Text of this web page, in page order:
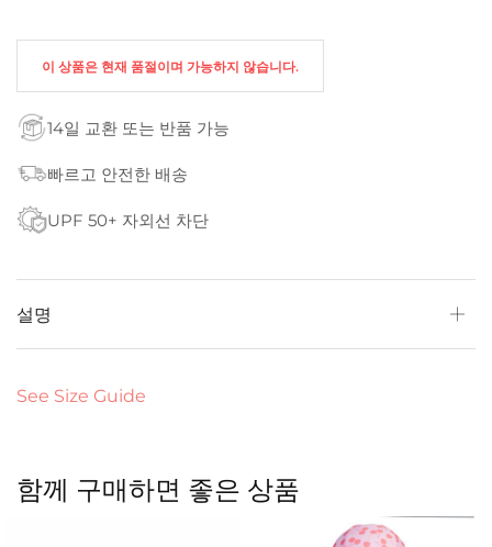
이 상품은 현재 품절이며 가능하지 않습니다.
14일 교환 또는 반품 가능
빠르고 안전한 배송
UPF 50+ 자외선 차단
설명
See Size Guide
함께 구매하면 좋은 상품